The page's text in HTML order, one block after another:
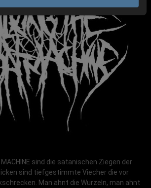
MACHINE sind die satanischen Ziegen der
sind tiefgestimmte Viecher die vor
Man ahnt die Wurzeln, man ahnt